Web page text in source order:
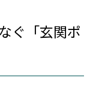
ぐ「玄関ポ